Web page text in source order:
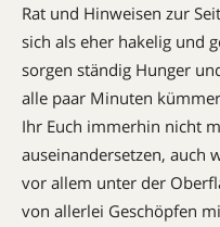
Rat und Hinweisen zur
sich als eher hakelig und
sorgen ständig Hunger
alle paar Minuten
Ihr Euch immerhin nicht
auseinandersetzen, auch
vor allem unter der
von allerlei Geschöpfen